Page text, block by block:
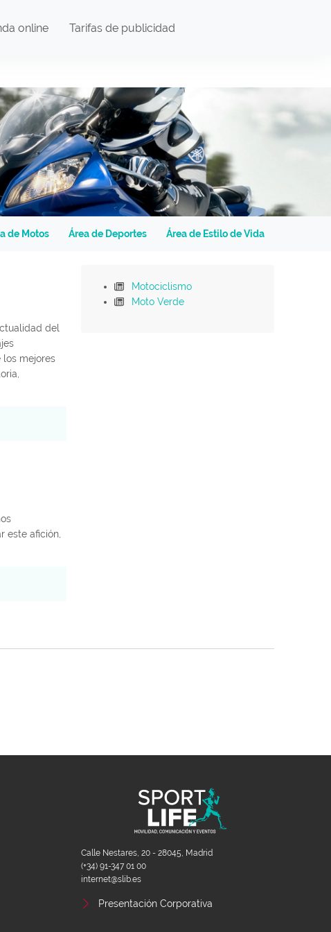
online Tarifas de publicidad
de Motos Área de Deportes Área de Estilo de Vida
del
mejores
este afición,
Motociclismo
Moto Verde
Calle Nestares, 20 - 28045, Madrid
(+34) 91-347 01 00
internet@slib.es
Presentación Corporativa